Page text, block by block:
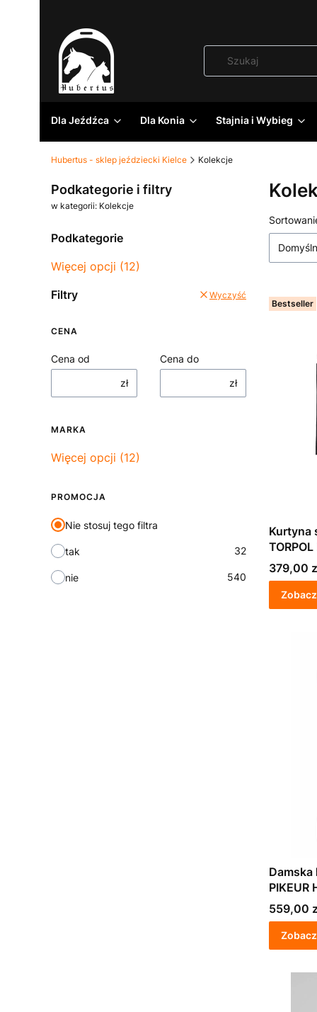
Dla Jeźdźca Dla Konia Stajnia i Wybieg
Hubertus - sklep jeździecki Kielce Kolekcje
Podkategorie i filtry
w kategorii: Kolekcje
Podkategorie
Więcej opcji (12)
Filtry
Wyczyść
CENA
Cena od
zł
Cena do
zł
MARKA
Marka
Więcej opcji (12)
PROMOCJA
Nie stosuj tego filtra
tak 32
nie 540
Lista
Bestseller
Kurtyna
Cena
379,00
Damska
PIKEUR
Cena
559,00